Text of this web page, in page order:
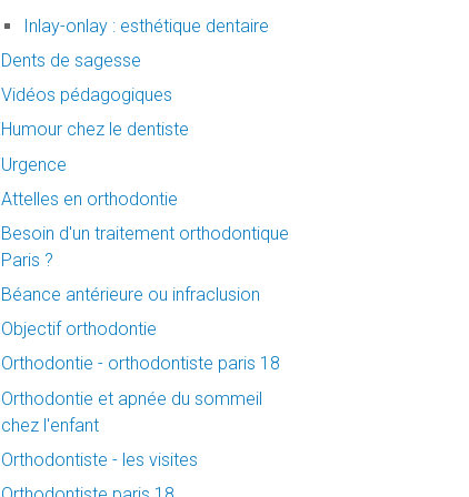
Inlay-onlay : esthétique dentaire
Dents de sagesse
Vidéos pédagogiques
Humour chez le dentiste
Urgence
Attelles en orthodontie
Besoin d'un traitement orthodontique
Paris ?
Béance antérieure ou infraclusion
Objectif orthodontie
Orthodontie - orthodontiste paris 18
Orthodontie et apnée du sommeil
chez l'enfant
Orthodontiste - les visites